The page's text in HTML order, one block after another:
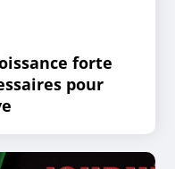
forte
pour